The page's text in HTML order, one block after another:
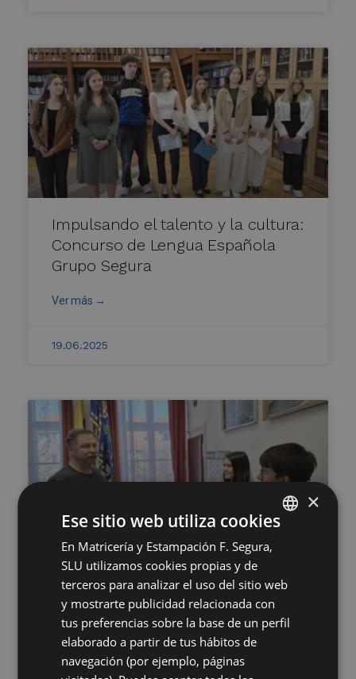
Impulsando el talento y la cultura:
Concurso de Lengua Española
Grupo Segura
Ver más →
19.06.2025
Grupo Segura premia el talento
joven en Hungría con la entrega
de las Becas Segura en Szolnok
SPANISH
ENGLISH
HUNGARIAN
×
Ese sitio web utiliza cookies
En Matricería y Estampación F. Segura,
SLU utilizamos cookies propias y de
terceros para analizar el uso del sitio web
y mostrarte publicidad relacionada con
tus preferencias sobre la base de un perfil
elaborado a partir de tus hábitos de
navegación (por ejemplo, páginas